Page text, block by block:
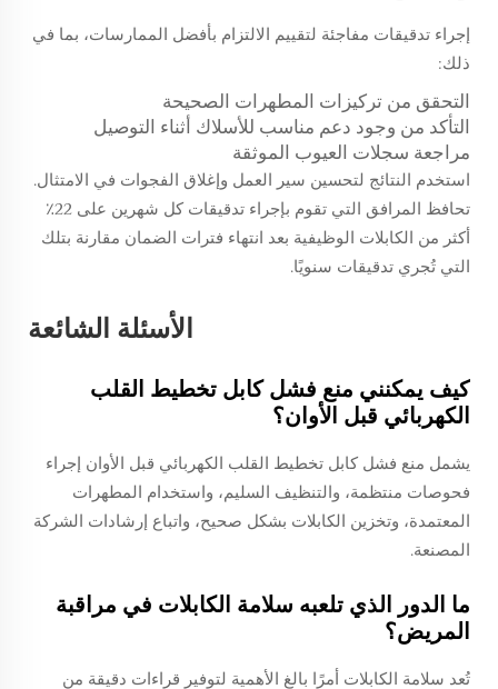
إجراء تدقيقات مفاجئة لتقييم الالتزام بأفضل الممارسات، بما في
ذلك:
التحقق من تركيزات المطهرات الصحيحة
التأكد من وجود دعم مناسب للأسلاك أثناء التوصيل
مراجعة سجلات العيوب الموثقة
استخدم النتائج لتحسين سير العمل وإغلاق الفجوات في الامتثال.
تحافظ المرافق التي تقوم بإجراء تدقيقات كل شهرين على 22٪
أكثر من الكابلات الوظيفية بعد انتهاء فترات الضمان مقارنة بتلك
التي تُجري تدقيقات سنويًا.
الأسئلة الشائعة
كيف يمكنني منع فشل كابل تخطيط القلب
الكهربائي قبل الأوان؟
يشمل منع فشل كابل تخطيط القلب الكهربائي قبل الأوان إجراء
فحوصات منتظمة، والتنظيف السليم، واستخدام المطهرات
المعتمدة، وتخزين الكابلات بشكل صحيح، واتباع إرشادات الشركة
المصنعة.
ما الدور الذي تلعبه سلامة الكابلات في مراقبة
المريض؟
تُعد سلامة الكابلات أمرًا بالغ الأهمية لتوفير قراءات دقيقة من